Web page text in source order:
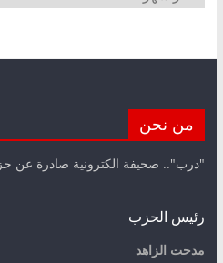
من نحن
"درب".. صحيفة الكترونية صادرة عن
رئيس الحزب
مدحت الزاهد